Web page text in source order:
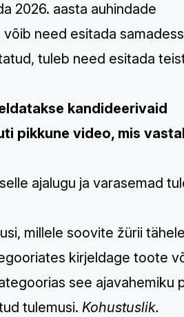
2026. aasta auhindade
need esitada
tuleb need esitada
kandideerivaid
pikkune video, mis
ajalugu ja varasemad
millele soovite žürii
kirjeldage toote
see ajavahemiku
tulemusi. Kohustuslik.